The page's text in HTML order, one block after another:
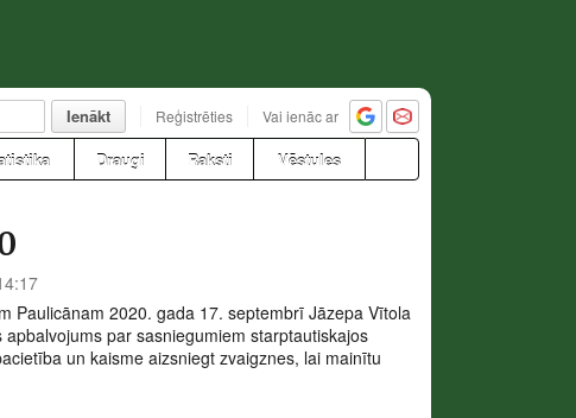
Ienākt Reģistrēties Vai ienāc ar
Draugi Raksti Vēstules
Paulicānam 2020. gada 17. septembrī Jāzepa Vītola
par sasniegumiem starptautiskajos
un kaisme aizsniegt zvaigznes, lai mainītu